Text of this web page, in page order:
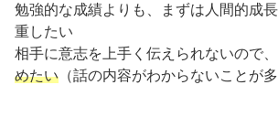
勉強的な成績よりも、まずは人間的成
重したい
相手に意志を上手く伝えられないので、
めたい （話の内容がわからないことが多